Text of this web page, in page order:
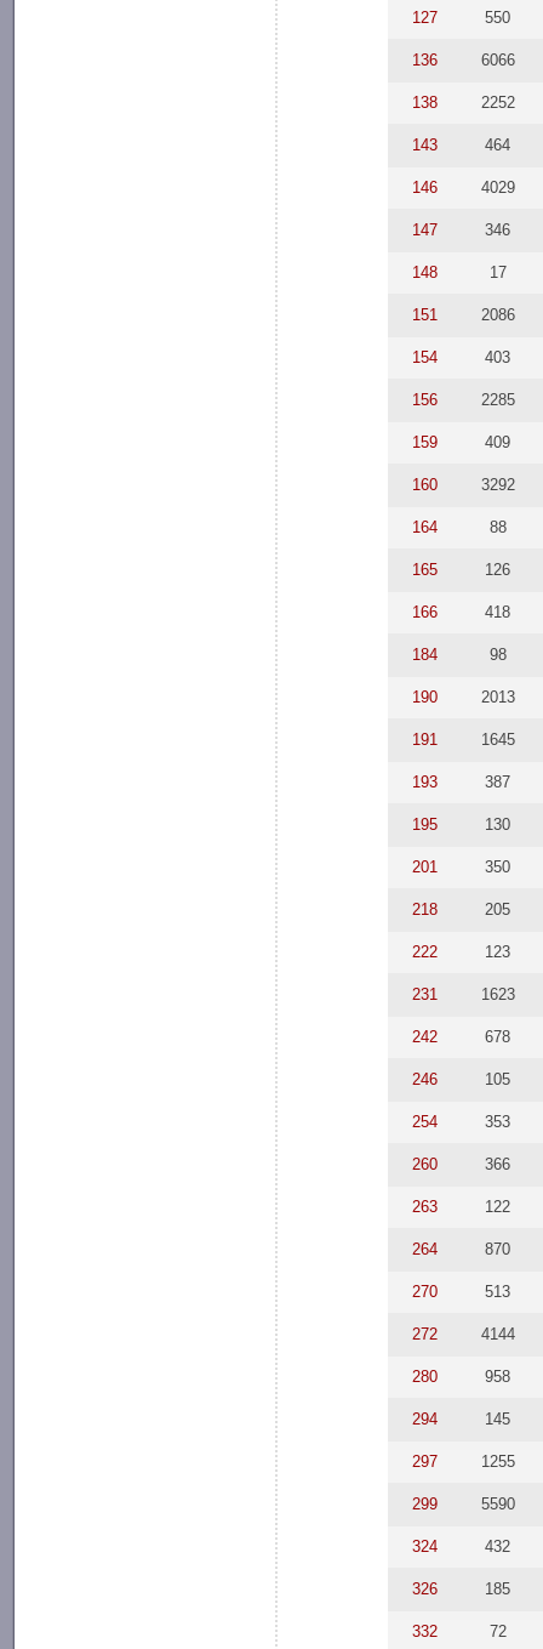
127 550
136 6066
138 2252
143 464
146 4029
147 346
148 17
151 2086
154 403
156 2285
159 409
160 3292
164 88
165 126
166 418
184 98
190 2013
191 1645
193 387
195 130
201 350
218 205
222 123
231 1623
242 678
246 105
254 353
260 366
263 122
264 870
270 513
272 4144
280 958
294 145
297 1255
299 5590
324 432
326 185
332 72